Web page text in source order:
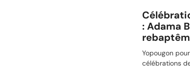
: Adama
Yopougon
célébrations